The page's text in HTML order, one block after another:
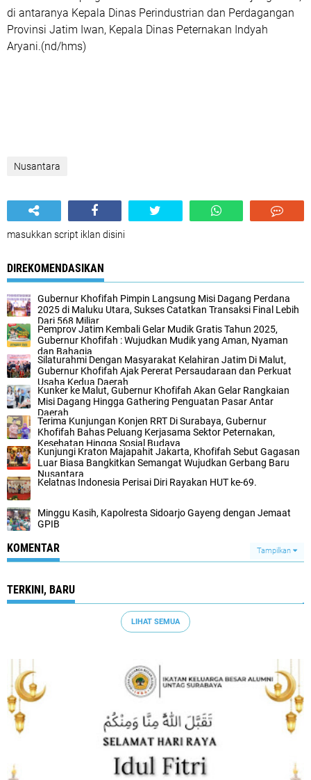
di antaranya Kepala Dinas Perindustrian dan Perdagangan
Provinsi Jatim Iwan, Kepala Dinas Peternakan Indyah
Aryani.(nd/hms)
Nusantara
masukkan script iklan disini
DIREKOMENDASIKAN
Gubernur Khofifah Pimpin Langsung Misi Dagang Perdana
2025 di Maluku Utara, Sukses Catatkan Transaksi Final Lebih
Dari 568 Miliar
Pemprov Jatim Kembali Gelar Mudik Gratis Tahun 2025,
Gubernur Khofifah : Wujudkan Mudik yang Aman, Nyaman
dan Bahagia
Silaturahmi Dengan Masyarakat Kelahiran Jatim Di Malut,
Gubernur Khofifah Ajak Pererat Persaudaraan dan Perkuat
Usaha Kedua Daerah
Kunker ke Malut, Gubernur Khofifah Akan Gelar Rangkaian
Misi Dagang Hingga Gathering Penguatan Pasar Antar
Daerah
Terima Kunjungan Konjen RRT Di Surabaya, Gubernur
Khofifah Bahas Peluang Kerjasama Sektor Peternakan,
Kesehatan Hingga Sosial Budaya
Kunjungi Kraton Majapahit Jakarta, Khofifah Sebut Gagasan
Luar Biasa Bangkitkan Semangat Wujudkan Gerbang Baru
Nusantara
Kelatnas Indonesia Perisai Diri Rayakan HUT ke-69.
Minggu Kasih, Kapolresta Sidoarjo Gayeng dengan Jemaat
GPIB
KOMENTAR Tampilkan
TERKINI, BARU
LIHAT SEMUA